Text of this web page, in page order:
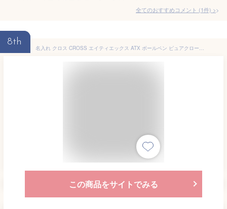
全てのおすすめコメント (1件) >
8th
名入れ クロス CROSS エイティエックス ATX ボールペン ピュアクローム882-2/ボソールトブラック882-3/トランスルーセントブルー882-37 ギフト プレゼント お祝い 記念品 誕生日 男性 女性 就職 入学 卒業 筆記具 文房具 事務用品 特典ギフトセット 名前入り 名入り
この商品をサイトでみる